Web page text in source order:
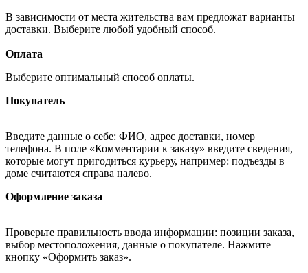
В зависимости от места жительства вам предложат варианты
доставки. Выберите любой удобный способ.
Оплата
Выберите оптимальный способ оплаты.
Покупатель
Введите данные о себе: ФИО, адрес доставки, номер
телефона. В поле «Комментарии к заказу» введите сведения,
которые могут пригодиться курьеру, например: подъезды в
доме считаются справа налево.
Оформление заказа
Проверьте правильность ввода информации: позиции заказа,
выбор местоположения, данные о покупателе. Нажмите
кнопку «Оформить заказ».